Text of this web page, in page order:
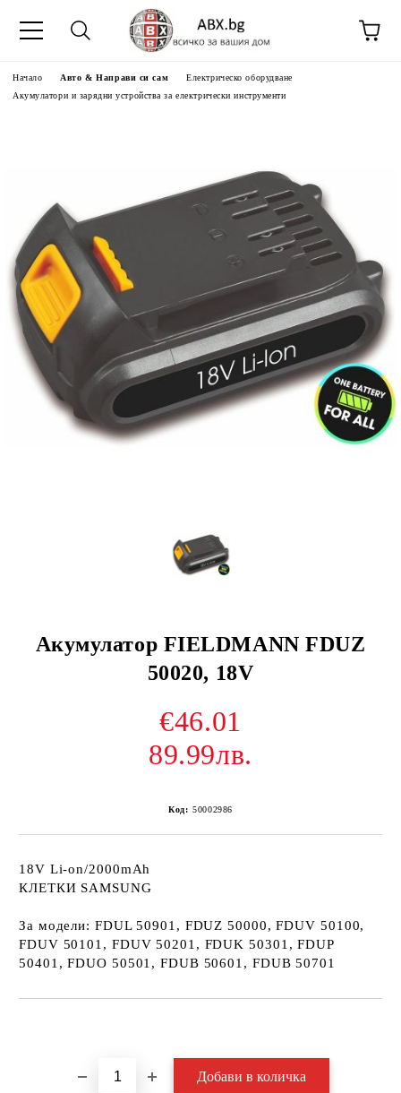
Начало Авто & Направи си сам
Електрическо оборудване
Акумулатори и зарядни устройства за електрически инструменти
Акумулатор FIELDMANN FDUZ
50020, 18V
€46.01
89.99лв.
Код: 50002986
18V Li-on/2000mAh
КЛЕТКИ SAMSUNG
За модели: FDUL 50901, FDUZ 50000, FDUV 50100,
FDUV 50101, FDUV 50201, FDUK 50301, FDUP
50401, FDUO 50501, FDUB 50601, FDUB 50701